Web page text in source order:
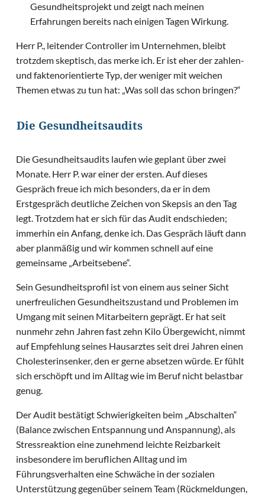
Gesundheitsprojekt und zeigt nach meinen
Erfahrungen bereits nach einigen Tagen Wirkung.
Herr P., leitender Controller im Unternehmen, bleibt
trotzdem skeptisch, das merke ich. Er ist eher der zahlen-
und faktenorientierte Typ, der weniger mit weichen
Themen etwas zu tun hat: „Was soll das schon bringen?“
Die Gesundheitsaudits
Die Gesundheitsaudits laufen wie geplant über zwei
Monate. Herr P. war einer der ersten. Auf dieses
Gespräch freue ich mich besonders, da er in dem
Erstgespräch deutliche Zeichen von Skepsis an den Tag
legt. Trotzdem hat er sich für das Audit endschieden;
immerhin ein Anfang, denke ich. Das Gespräch läuft dann
aber planmäßig und wir kommen schnell auf eine
gemeinsame „Arbeitsebene“.
Sein Gesundheitsprofil ist von einem aus seiner Sicht
unerfreulichen Gesundheitszustand und Problemen im
Umgang mit seinen Mitarbeitern geprägt. Er hat seit
nunmehr zehn Jahren fast zehn Kilo Übergewicht, nimmt
auf Empfehlung seines Hausarztes seit drei Jahren einen
Cholesterinsenker, den er gerne absetzen würde. Er fühlt
sich erschöpft und im Alltag wie im Beruf nicht belastbar
genug.
Der Audit bestätigt Schwierigkeiten beim „Abschalten“
(Balance zwischen Entspannung und Anspannung), als
Stressreaktion eine zunehmend leichte Reizbarkeit
insbesondere im beruflichen Alltag und im
Führungsverhalten eine Schwäche in der sozialen
Unterstützung gegenüber seinem Team (Rückmeldungen,